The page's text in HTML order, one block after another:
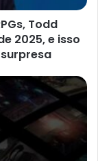
Todd
2025, e isso